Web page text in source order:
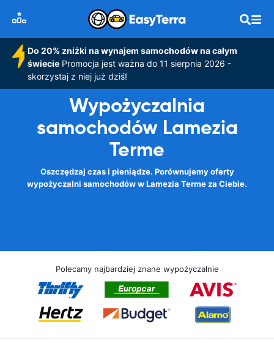
Do 20% zniżki na wynajem samochodów na całym
świeciePromocja jest ważna do 11 sierpnia 2026 -
skorzystaj z niej już dziś!
Wypożyczalnia
samochodów Lamezia
Terme
Oszczędzaj czas i pieniądze. Porównujemy oferty
wypożyczalni samochodów w Lamezia Terme za Ciebie.
Polecamy najbardziej znane wypożyczalnie